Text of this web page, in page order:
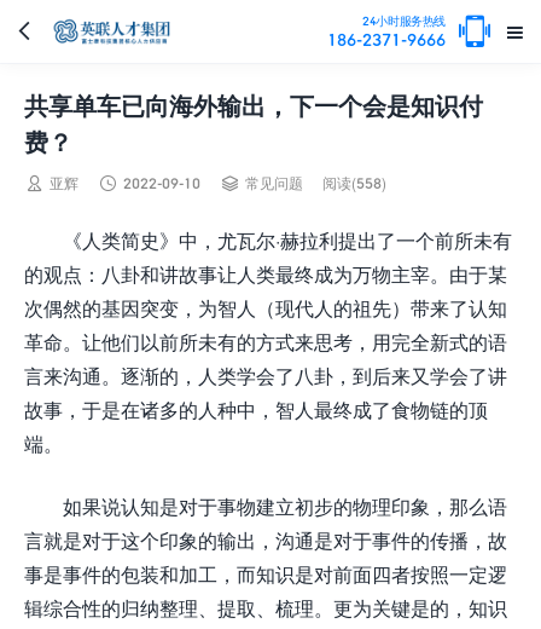
 
24小时服务热线
186-2371-9666 
共享单车已向海外输出，下一个会是知识付
费？
 亚辉  2022-09-10  常见问题 阅读(558)
《人类简史》中，尤瓦尔·赫拉利提出了一个前所未有
的观点：八卦和讲故事让人类最终成为万物主宰。由于某
次偶然的基因突变，为智人（现代人的祖先）带来了认知
革命。让他们以前所未有的方式来思考，用完全新式的语
言来沟通。逐渐的，人类学会了八卦，到后来又学会了讲
故事，于是在诸多的人种中，智人最终成了食物链的顶
端。
如果说认知是对于事物建立初步的物理印象，那么语
言就是对于这个印象的输出，沟通是对于事件的传播，故
事是事件的包装和加工，而知识是对前面四者按照一定逻
辑综合性的归纳整理、提取、梳理。更为关键是的，知识